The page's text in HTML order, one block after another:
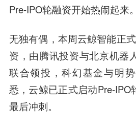
Pre-IPO轮融资开始热闹起来。
无独有偶，本周云鲸智能正
资，由腾讯投资与北京机器
联合领投，科幻基金与明
悉，云鲸已正式启动Pre-IPO
最后冲刺。